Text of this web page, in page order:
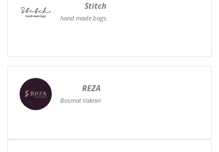
Stitch
hand made bags
REZA
Bosmat Vaknin